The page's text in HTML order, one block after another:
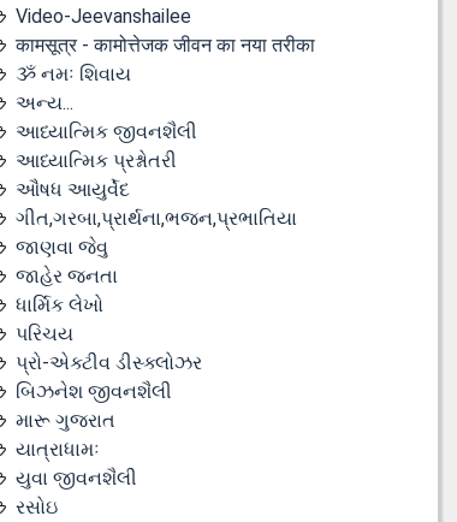
Video-Jeevanshailee
कामसूत्र - कामोत्तेजक जीवन का नया तरीका
ૐ નમઃ શિવાય
અન્ય...
આધ્યાત્મિક જીવનશૈલી
આધ્યાત્મિક પ્રશ્નોતરી
ઔષધ આયુર્વેદ
ગીત,ગરબા,પ્રાર્થના,ભજન,પ્રભાતિયા
જાણવા જેવુ
જાહેર જનતા
ધાર્મિક લેખો
પરિચય
પ્રો-એક્ટીવ ડીસ્‍ક્લોઝર
બિઝનેશ જીવનશૈલી
મારૂ ગુજરાત
યાત્રાધામઃ
યુવા જીવનશૈલી
રસોઇ